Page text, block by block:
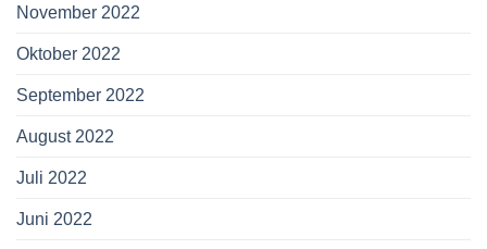
November 2022
Oktober 2022
September 2022
August 2022
Juli 2022
Juni 2022